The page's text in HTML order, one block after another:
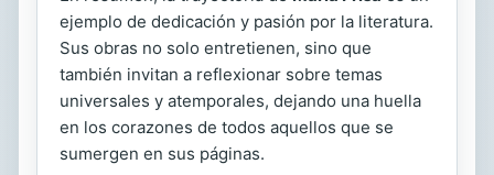
ejemplo de dedicación y pasión por la literatura.
Sus obras no solo entretienen, sino que
también invitan a reflexionar sobre temas
universales y atemporales, dejando una huella
en los corazones de todos aquellos que se
sumergen en sus páginas.